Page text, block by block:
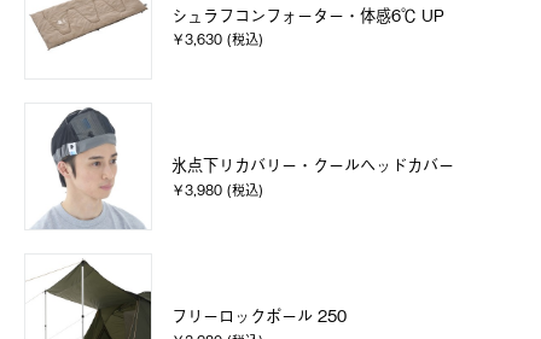
シュラフコンフォーター・体感6℃ UP
￥3,630 (税込)
氷点下リカバリー・クールヘッドカバー
￥3,980 (税込)
フリーロックポール 250